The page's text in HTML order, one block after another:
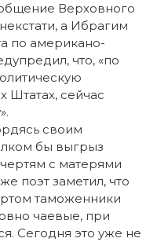
Верховного
а Ибрагим
по американо-
что, «по
Штатах, сейчас
своим
бы выгрыз
с матерями
поэт заметил, что
таможенники
чаевые, при
Сегодня это уже не